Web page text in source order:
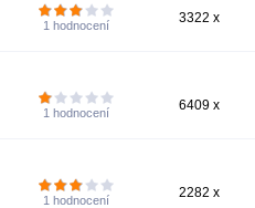
1 hodnocení 3322 x
1 hodnocení 6409 x
1 hodnocení 2282 x